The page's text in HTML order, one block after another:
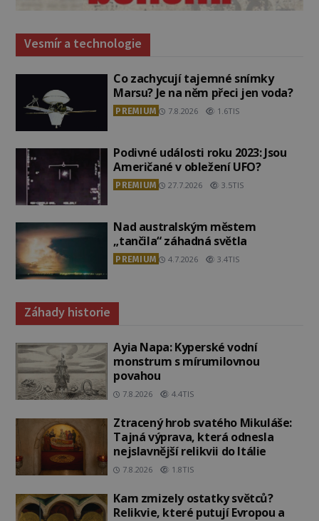
Vesmír a technologie
Co zachycují tajemné snímky
Marsu? Je na něm přeci jen voda?
PREMIUM 7.8.2026 1.6TIS
Podivné události roku 2023: Jsou
Američané v obležení UFO?
PREMIUM 27.7.2026 3.5TIS
Nad australským městem
„tančila“ záhadná světla
PREMIUM 4.7.2026 3.4TIS
Záhady historie
Ayia Napa: Kyperské vodní
monstrum s mírumilovnou
povahou
7.8.2026 4.4TIS
Ztracený hrob svatého Mikuláše:
Tajná výprava, která odnesla
nejslavnější relikvii do Itálie
7.8.2026 1.8TIS
Kam zmizely ostatky světců?
Relikvie, které putují Evropou a